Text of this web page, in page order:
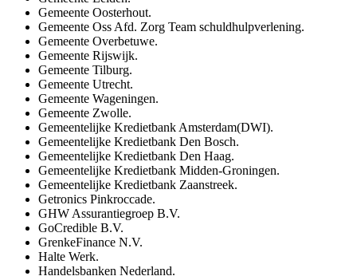
Gemeente Oosterhout.
Gemeente Oss Afd. Zorg Team schuldhulpverlening.
Gemeente Overbetuwe.
Gemeente Rijswijk.
Gemeente Tilburg.
Gemeente Utrecht.
Gemeente Wageningen.
Gemeente Zwolle.
Gemeentelijke Kredietbank Amsterdam(DWI).
Gemeentelijke Kredietbank Den Bosch.
Gemeentelijke Kredietbank Den Haag.
Gemeentelijke Kredietbank Midden-Groningen.
Gemeentelijke Kredietbank Zaanstreek.
Getronics Pinkroccade.
GHW Assurantiegroep B.V.
GoCredible B.V.
GrenkeFinance N.V.
Halte Werk.
Handelsbanken Nederland.